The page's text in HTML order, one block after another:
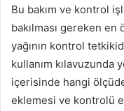
Bu bakım ve kontrol
bakılması gereken
yağının kontrol
kullanım kılavuzunda
içerisinde hangi
eklemesi ve kontrolü